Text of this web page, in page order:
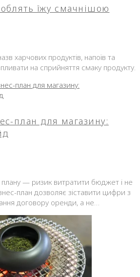
їжу смачнішою
харчових продуктів, напоїв та
на сприйняття смаку продукту.
план для магазину:
плану — ризик витратити бюджет і не
план дозволяє зіставити цифри з
договору оренди, а не…